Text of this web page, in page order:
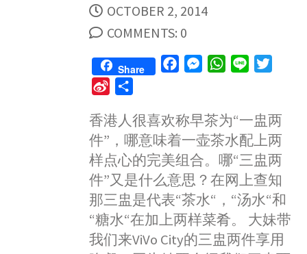
PUBLISHED
DATE
OCTOBER 2, 2014
COMMENTS: 0
Share
e
b
o
o
k
s
e
g
e
r
W
t
s
A
p
p
e
t
t
e
n
W
e
i
o
a
r
e
香港人很喜欢称早茶为“一盅两
件”，哪意味着一壶茶水配上两
样点心的完美组合。哪“三盅两
件”又是什么意思？在网上查知
那三盅是代表“茶水“，“汤水“和
“糖水“在加上两样菜肴。 大妹带
我们来ViVo City的三盅两件享用